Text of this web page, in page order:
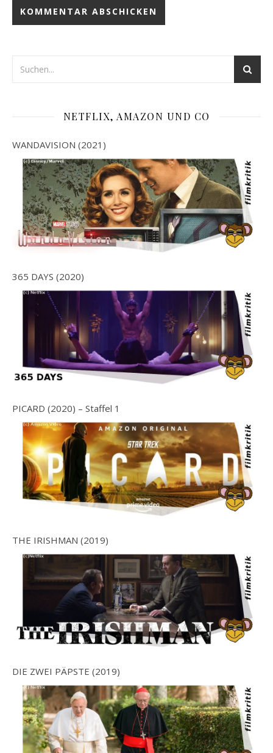
NETFLIX, AMAZON UND CO
WANDAVISION (2021)
365 DAYS (2020)
PICARD (2020) – Staffel 1
THE IRISHMAN (2019)
DIE ZWEI PÄPSTE (2019)